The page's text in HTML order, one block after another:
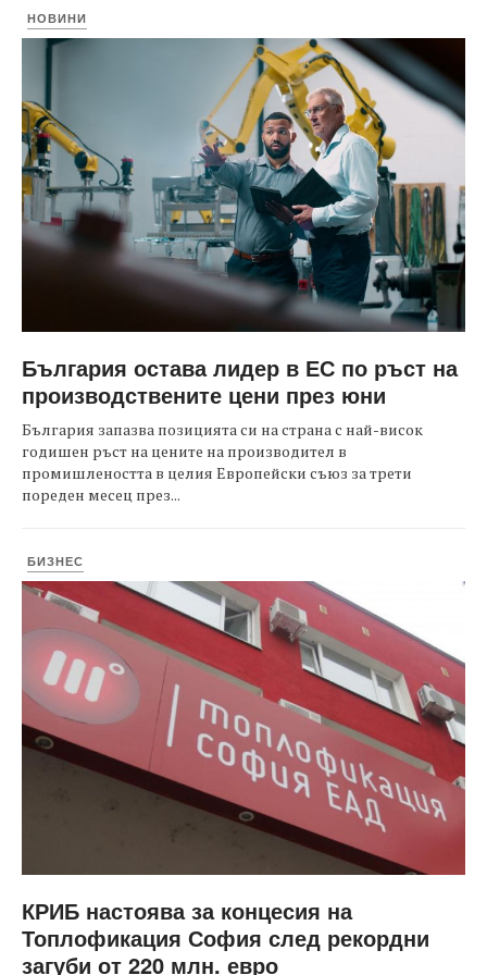
НОВИНИ
България остава лидер в ЕС по ръст на
производствените цени през юни
България запазва позицията си на страна с най-висок
годишен ръст на цените на производител в
промишлеността в целия Европейски съюз за трети
пореден месец през...
БИЗНЕС
КРИБ настоява за концесия на
Топлофикация София след рекордни
загуби от 220 млн. евро